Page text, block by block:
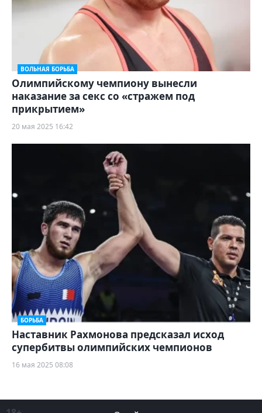
ВОЛЬНАЯ БОРЬБА
Олимпийскому чемпиону вынесли
наказание за секс со «стражем под
прикрытием»
20 мая 2025 16:42
БОРЬБА
Наставник Рахмонова предсказал исход
супербитвы олимпийских чемпионов
16 мая 2025 08:08